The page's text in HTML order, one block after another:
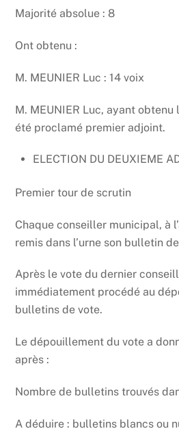
Majorité absolue : 8
Ont obtenu :
M. MEUNIER Luc : 14 voix
M. MEUNIER Luc, ayant
été proclamé premier adjoint.
ELECTION DU DEUXIEME
Premier tour de scrutin
Chaque conseiller municipal, à
remis dans l’urne son bulletin
Après le vote du dernier
immédiatement procédé au
bulletins de vote.
Le dépouillement du vote a
après :
Nombre de bulletins trouvés
A déduire : bulletins blancs ou